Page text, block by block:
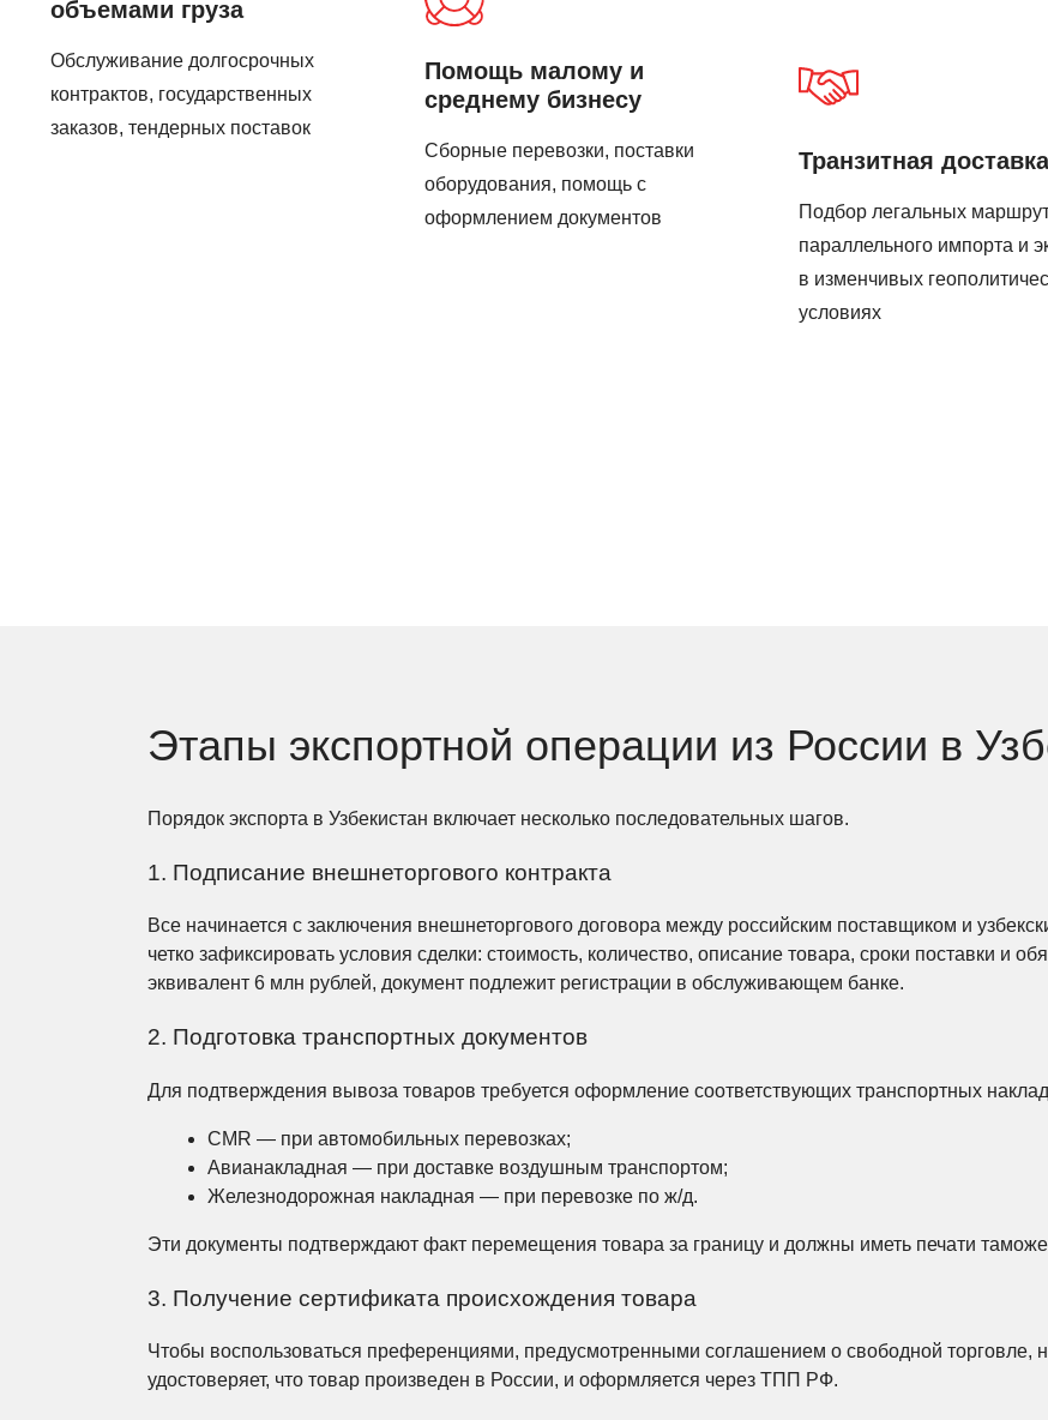
объемами груза
Обслуживание долгосрочных
контрактов, государственных
заказов, тендерных поставок
Помощь малому и
среднему бизнесу
Сборные перевозки, поставки
оборудования, помощь с
оформлением документов
Транзитная доставка
Подбор легальных
параллельного импорта и
в изменчивых
условиях
Этапы экспортной операции из России в
Порядок экспорта в Узбекистан включает несколько последовательных шагов.
1. Подписание внешнеторгового контракта
Все начинается с заключения внешнеторгового договора между российским поставщиком и
четко зафиксировать условия сделки: стоимость, количество, описание товара, сроки поставки и
эквивалент 6 млн рублей, документ подлежит регистрации в обслуживающем банке.
2. Подготовка транспортных документов
Для подтверждения вывоза товаров требуется оформление соответствующих транспортных
CMR — при автомобильных перевозках;
Авианакладная — при доставке воздушным транспортом;
Железнодорожная накладная — при перевозке по ж/д.
Эти документы подтверждают факт перемещения товара за границу и должны иметь печати
3. Получение сертификата происхождения товара
Чтобы воспользоваться преференциями, предусмотренными соглашением о свободной торговле,
удостоверяет, что товар произведен в России, и оформляется через ТПП РФ.